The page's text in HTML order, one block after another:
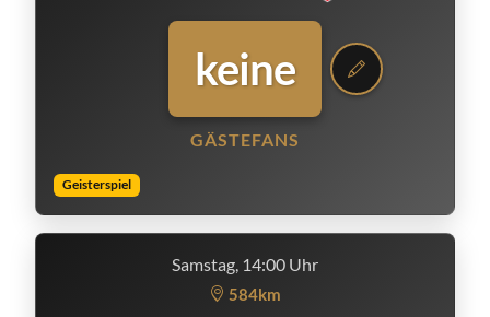
keine
GÄSTEFANS
Geisterspiel
Samstag, 14:00 Uhr
584km